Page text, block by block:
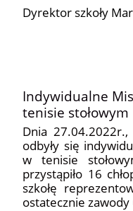
Dyrektor szkoły
Indywidualne
tenisie stołowym
Dnia
odbyły się
w tenisie
przystąpiło 16
szkołę
ostatecznie zawody